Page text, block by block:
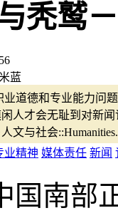
秃鹫
蓝
道德和专业能力问
人才会无耻到对新
文与社会
业精神 媒体责任 新闻
国南部